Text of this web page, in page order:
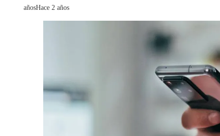
añosHace 2 años